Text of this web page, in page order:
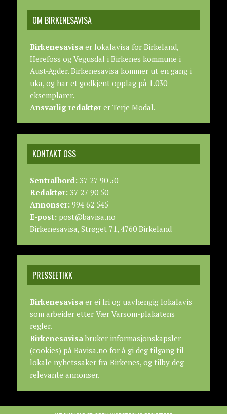
OM BIRKENESAVISA
Birkenesavisaer lokalavisa for Birkeland,
Herefoss og Vegusdal i Birkenes kommune i
Aust-Agder. Birkenesavisa kommer ut en gang i
uka, og har et godkjent opplag på 1.030
eksemplarer.
Ansvarlig redaktører Terje Modal.
KONTAKT OSS
Sentralbord:37 27 90 50
Redaktør:37 27 90 50
Annonser:994 62 545
E-post:post@bavisa.no
Birkenesavisa, Strøget 71, 4760 Birkeland
PRESSEETIKK
Birkenesavisaer ei fri og uavhengig lokalavis
som arbeider etter Vær Varsom-plakatens
regler.
Birkenesavisabruker informasjonskapsler
(cookies) på Bavisa.no for å gi deg tilgang til
lokale nyhetssaker fra Birkenes, og tilby deg
relevante annonser.